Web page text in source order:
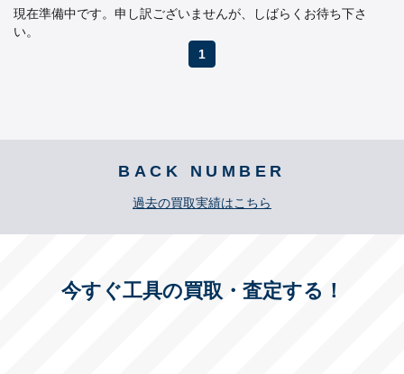
現在準備中です。申し訳ございませんが、しばらくお待ち下さ
い。
1
BACK NUMBER
過去の買取実績はこちら
今すぐ工具の買取・査定する！